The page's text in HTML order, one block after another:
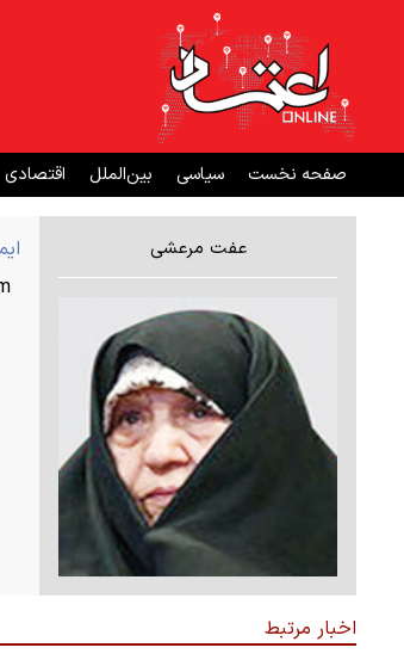
صفحه نخست سیاسی بین‌الملل اقتصادی
عفت مرعشی
اخبار مرتبط